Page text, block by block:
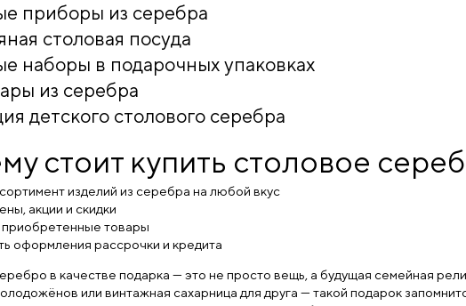
приборы из серебра
столовая посуда
наборы в подарочных упаковках
из серебра
детского столового серебра
стоит купить столовое
изделий из серебра на любой вкус
акции и скидки
приобретенные товары
оформления рассрочки и кредита
в качестве подарка — это не просто вещь, а будущая семейная
или винтажная сахарница для друга — такой подарок